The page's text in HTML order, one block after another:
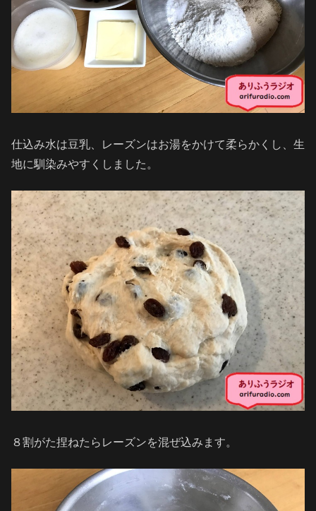
仕込み水は豆乳、レーズンはお湯をかけて柔らかくし、生
地に馴染みやすくしました。
８割がた捏ねたらレーズンを混ぜ込みます。